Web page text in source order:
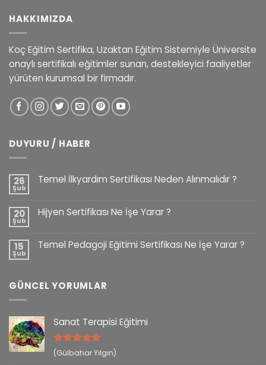
HAKKIMIZDA
Koç Eğitim Sertifika, Uzaktan Eğitim Sistemiyle Üniversite
onaylı sertifikalı eğitimler sunan, destekleyici faaliyetler
yürüten kurumsal bir firmadır.
DUYURU / HABER
26
Şub
Temel İlkyardım Sertifikası Neden Alınmalıdır ?
20
Şub
Hijyen Sertifikası Ne İşe Yarar ?
15
Şub
Temel Pedagoji Eğitimi Sertifikası Ne İşe Yarar ?
GÜNCEL YORUMLAR
Sanat Terapisi Eğitimi
5 üzerinden
(Gülbahar Yılgın)